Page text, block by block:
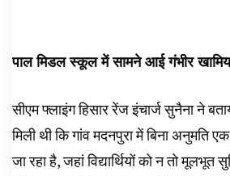
पाल मिडल स्कूल में सामने आई गंभीर
सीएम फ्लाइंग हिसार रेंज इंचार्ज सुनैना ने
मिली थी कि गांव मदनपुरा में बिना अनुमति
जा रहा है, जहां विद्यार्थियों को न तो मूलभूत